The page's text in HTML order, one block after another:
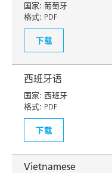
国家: 葡萄牙
格式: PDF
下载
西班牙语
国家: 西班牙
格式: PDF
下载
Vietnamese